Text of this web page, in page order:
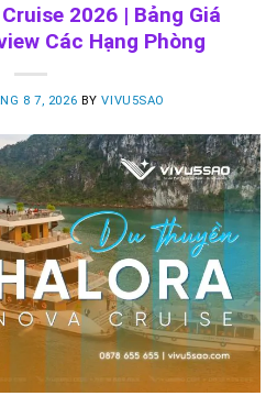
2026 | Bảng Giá
Các Hạng Phòng
8 7, 2026 BYVIVU5SAO